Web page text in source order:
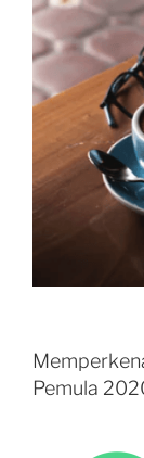
Pemula